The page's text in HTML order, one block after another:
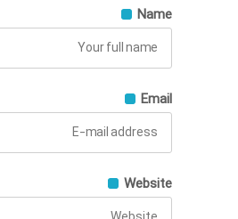
Name
Email
Website